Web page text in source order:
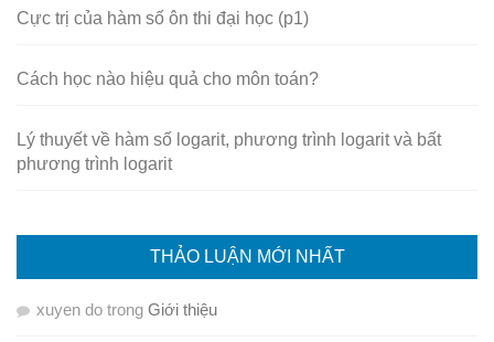
Cực trị của hàm số ôn thi đại học (p1)
Cách học nào hiệu quả cho môn toán?
Lý thuyết về hàm số logarit, phương trình logarit và bất
phương trình logarit
THẢO LUẬN MỚI NHẤT
xuyen do trong Giới thiệu